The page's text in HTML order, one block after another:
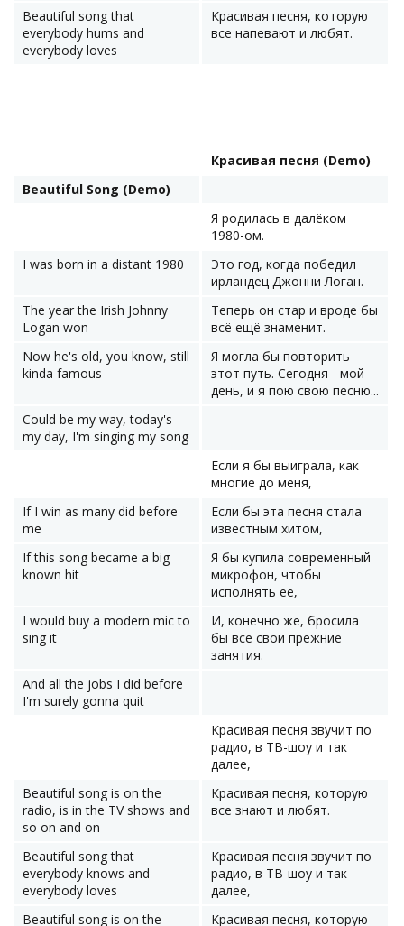
Beautiful song that
everybody hums and
everybody loves
Красивая песня, которую
все напевают и любят.
Красивая песня (Demo)
Beautiful Song (Demo)
Я родилась в далёком
1980-ом.
I was born in a distant 1980
Это год, когда победил
ирландец Джонни Логан.
The year the Irish Johnny
Logan won
Теперь он стар и вроде бы
всё ещё знаменит.
Now he's old, you know, still
kinda famous
Я могла бы повторить
этот путь. Сегодня - мой
день, и я пою свою песню...
Could be my way, today's
my day, I'm singing my song
Если я бы выиграла, как
многие до меня,
If I win as many did before
me
Если бы эта песня стала
известным хитом,
If this song became a big
known hit
Я бы купила современный
микрофон, чтобы
исполнять её,
I would buy a modern mic to
sing it
И, конечно же, бросила
бы все свои прежние
занятия.
And all the jobs I did before
I'm surely gonna quit
Красивая песня звучит по
радио, в ТВ-шоу и так
далее,
Beautiful song is on the
radio, is in the TV shows and
so on and on
Красивая песня, которую
все знают и любят.
Beautiful song that
everybody knows and
everybody loves
Красивая песня звучит по
радио, в ТВ-шоу и так
далее,
Beautiful song is on the
Красивая песня, которую